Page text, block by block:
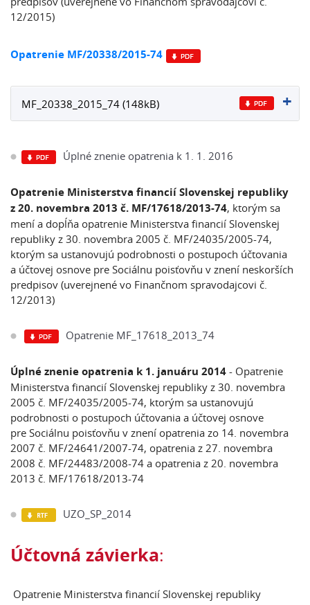
12/2015)
Opatrenie MF/20338/2015-74
MF_20338_2015_74 (148kB)
Úplné znenie opatrenia k 1. 1. 2016
Opatrenie Ministerstva financií Slovenskej republiky
z 20. novembra 2013 č. MF/17618/2013-74, ktorým sa
mení a dopĺňa opatrenie Ministerstva financií Slovenskej
republiky z 30. novembra 2005 č. MF/24035/2005-74,
ktorým sa ustanovujú podrobnosti o postupoch účtovania
a účtovej osnove pre Sociálnu poisťovňu v znení neskorších
predpisov (uverejnené vo Finančnom spravodajcovi č.
12/2013)
Opatrenie MF_17618_2013_74
Úplné znenie opatrenia k 1. januáru 2014 - Opatrenie
Ministerstva financií Slovenskej republiky z 30. novembra
2005 č. MF/24035/2005-74, ktorým sa ustanovujú
podrobnosti o postupoch účtovania a účtovej osnove
pre Sociálnu poisťovňu v znení opatrenia zo 14. novembra
2007 č. MF/24641/2007-74, opatrenia z 27. novembra
2008 č. MF/24483/2008-74 a opatrenia z 20. novembra
2013 č. MF/17618/2013-74
UZO_SP_2014
Účtovná závierka:
Opatrenie Ministerstva financií Slovenskej republiky